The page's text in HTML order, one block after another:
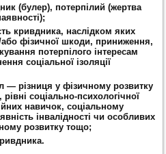
(булер), потерпілий (жертва
кривдника, наслідком яких
або фізичної шкоди, приниження,
потерпілого інтересам
соціальної ізоляції
— різниця у фізичному розвитку
соціально-психологічної
навичок, соціальному
інвалідності чи особливих
розвитку тощо;